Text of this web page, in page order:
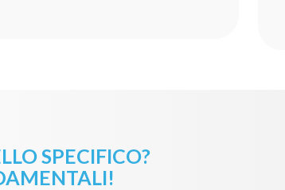
SPECIFICO?